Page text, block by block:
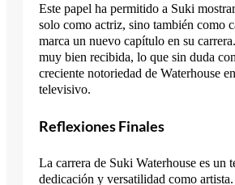
Este papel ha permitido a Suki
solo como actriz, sino también como
marca un nuevo capítulo en su
muy bien recibida, lo que sin duda
creciente notoriedad de Waterhouse
televisivo.
Reflexiones Finales
La carrera de Suki Waterhouse es un
dedicación y versatilidad como